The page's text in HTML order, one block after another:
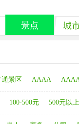
景点 城
通景区 AAAA
100-500元 500元以上